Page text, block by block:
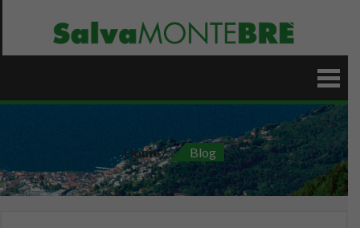
content
Home Blog